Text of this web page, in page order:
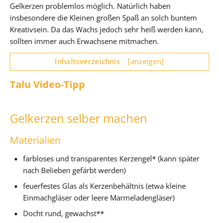
Gelkerzen problemlos möglich. Natürlich haben
insbesondere die Kleinen großen Spaß an solch buntem
Kreativsein. Da das Wachs jedoch sehr heiß werden kann,
sollten immer auch Erwachsene mitmachen.
Inhaltsverzeichnis [anzeigen]
Talu Video-Tipp
Gelkerzen selber machen
Materialien
farbloses und transparentes Kerzengel* (kann später
nach Belieben gefärbt werden)
feuerfestes Glas als Kerzenbehältnis (etwa kleine
Einmachgläser oder leere Marmeladengläser)
Docht rund, gewachst**